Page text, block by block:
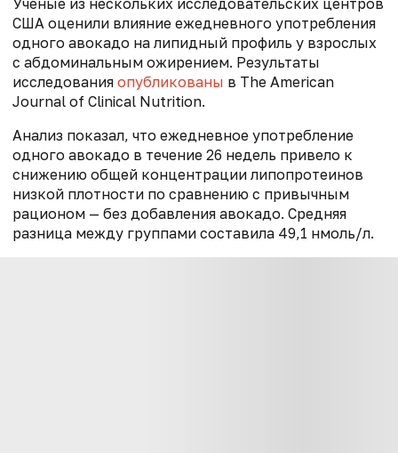
Ученые из нескольких исследовательских центров
США оценили влияние ежедневного употребления
одного авокадо на липидный профиль у взрослых
с абдоминальным ожирением. Результаты
исследования опубликованы в The American
Journal of Clinical Nutrition.
Анализ показал, что ежедневное употребление
одного авокадо в течение 26 недель привело к
снижению общей концентрации липопротеинов
низкой плотности по сравнению с привычным
рационом — без добавления авокадо. Средняя
разница между группами составила 49,1 нмоль/л.